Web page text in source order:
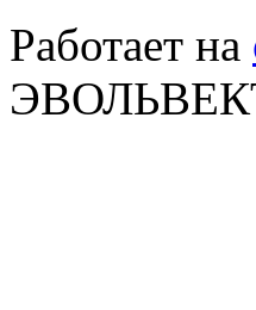
Работает на